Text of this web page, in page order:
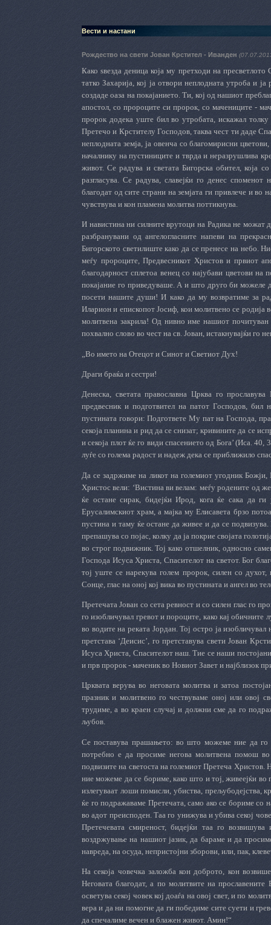
Вести и настани
Рождество на свети Јован Крстител - Иванден
Како ѕвезда деница која му претходи на
татко Захарија, кој ја отвори неплодната утроба и
создаде оаза на покајанието. Ти, кој од нашиот
апостол, со пророците си пророк, со мачениците -
пророк додека уште бил во утробата, искажал толку
Претечо и Крстителу Господов, таква чест ти даде
неплодната земја, ја овенча со благомирисни
началнику на пустиниците и тврда и неразрушлива
живот. Се радува и светата Бигорска обител, која
разгласува. Се радува, славејќи го денес
благодат од сите страни на земјата ги привлече и во
чувствува и кон пламена молитва поттикнува.
И навистина ни силните врутоци на Радика не можат
разбранувани од ангелогласните напеви на
Бигорското светилиште како да се пренесе на небо.
меѓу пророците, Предвесникот Христов и првиот
благодарност сплетоа венец со најубави цветови на
покајание го приведуваше. А и што друго би можеле
посети нашите души! И како да му возвратиме за
Иларион и епископот Јосиф, кои молитвено се родија
молитвена закрила! Од нивно име нашиот почитуван
похвално слово во чест на св. Јован, истакнувајќи го
„Во името на Отецот и Синот и Светиот Дух!
Драги браќа и сестри!
Денеска, светата православна Црква го
предвесник и подготвител на патот Господов, бил
пустината говори: Подгответе Му пат на Господа,
секоја планина и рид да се снизат; кривините да се
и секоја плот ќе го види спасението од Бога’ (Иса.
луѓе со голема радост и надеж дека се приближило
Да се задржиме на ликот на големиот угодник
Христос вели: ‘Вистина ви велам: меѓу родените од
ќе остане сирак, бидејќи Ирод, кога ќе сака да
Ерусалимскиот храм, а мајка му Елисавета брзо
пустина и таму ќе остане да живее и да се
препашува со појас, колку да ја покрие својата
во строг подвижник. Тој како отшелник, односно
Господа Исуса Христа, Спасителот на светот. Бог
тој уште се нарекува голем пророк, силен со
Сонце, глас на оној кој вика во пустината и ангел во
Претечата Јован со сета ревност и со силен глас го
го изобличувал гревот и пороците, како кај обичните
во водите на реката Јордан. Тој остро ја
претстава ‘Деисис’, го претставува свети Јован
Исуса Христа, Спасителот наш. Тие се наши
и прв пророк - маченик во Новиот Завет и најблизок
Црквата верува во неговата молитва и затоа
празник и молитвено го чествуваме оној или овој
трудиме, а во краен случај и должни сме да го
љубов.
Се поставува прашањето: во што можеме ние да го
потребно е да просиме негова молитвена помош
подвизите на светоста на големиот Претеча
ние можеме да се бориме, како што и тој, живеејќи
излегуваат лоши помисли, убиства, прељубодејства,
ќе го подражаваме Претечата, само ако се бориме со
во адот преисподен. Таа го унижува и убива секој
Претечевата смиреност, бидејќи таа го
воздржување на нашиот јазик, да бараме и да
навреда, на осуда, непристојни зборови, или, пак,
На секоја човечка заложба кон доброто, кон
Неговата благодат, а по молитвите на
осветува секој човек кој доаѓа на овој свет, и по
вера и да ни помогне да ги победиме сите суети и
да спечалиме вечен и блажен живот. Амин!“